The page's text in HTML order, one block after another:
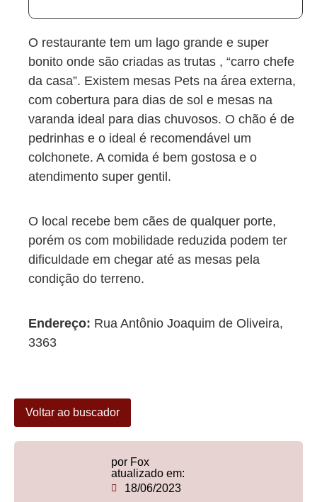
O restaurante tem um lago grande e super
bonito onde são criadas as trutas , “carro chefe
da casa”. Existem mesas Pets na área externa,
com cobertura para dias de sol e mesas na
varanda ideal para dias chuvosos. O chão é de
pedrinhas e o ideal é recomendável um
colchonete. A comida é bem gostosa e o
atendimento super gentil.
O local recebe bem cães de qualquer porte,
porém os com mobilidade reduzida podem ter
dificuldade em chegar até as mesas pela
condição do terreno.
Endereço: Rua Antônio Joaquim de Oliveira,
3363
Voltar ao buscador
por Fox
atualizado em:
18/06/2023